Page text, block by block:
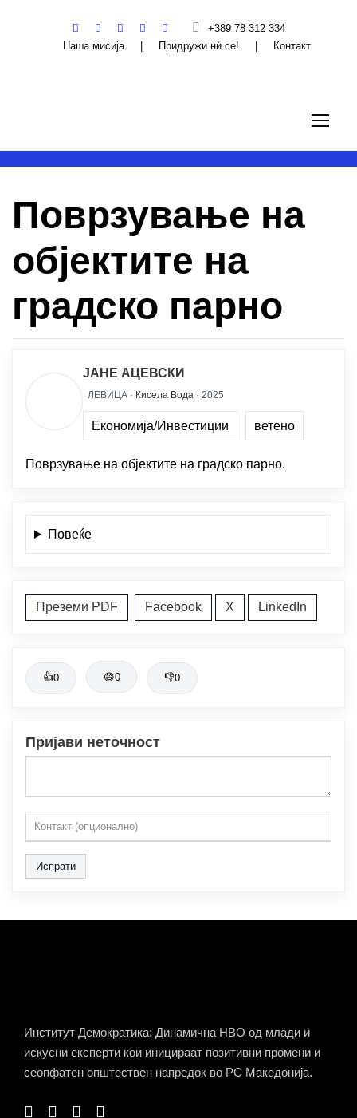
+389 78 312 334
Наша мисија
Придружи нѝ се! Контакт
Поврзување на
објектите на
градско парно
ЈАНЕ АЦЕВСКИ
ЛЕВИЦА · Кисела Вода · 2025
Економија/Инвестиции ветено
Поврзување на објектите на градско парно.
Повеќе
Преземи PDF Facebook X LinkedIn
👍0 😄0 👎0
Пријави неточност
Испрати
Институт Демократика: Динамична НВО од млади и
искусни експерти кои иницираат позитивни промени и
сеопфатен општествен напредок во РС Македонија.